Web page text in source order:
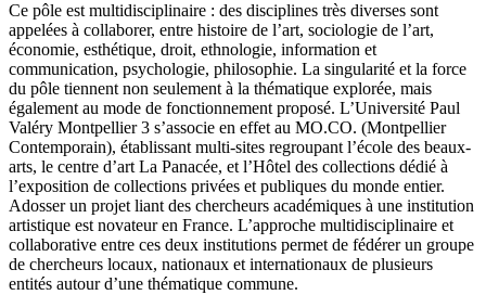
Ce pôle est multidisciplinaire : des disciplines très diverses sont
appelées à collaborer, entre histoire de l’art, sociologie de l’art,
économie, esthétique, droit, ethnologie, information et
communication, psychologie, philosophie. La singularité et la force
du pôle tiennent non seulement à la thématique explorée, mais
également au mode de fonctionnement proposé. L’Université Paul
Valéry Montpellier 3 s’associe en effet au MO.CO. (Montpellier
Contemporain), établissant multi-sites regroupant l’école des beaux-
arts, le centre d’art La Panacée, et l’Hôtel des collections dédié à
l’exposition de collections privées et publiques du monde entier.
Adosser un projet liant des chercheurs académiques à une institution
artistique est novateur en France. L’approche multidisciplinaire et
collaborative entre ces deux institutions permet de fédérer un groupe
de chercheurs locaux, nationaux et internationaux de plusieurs
entités autour d’une thématique commune.